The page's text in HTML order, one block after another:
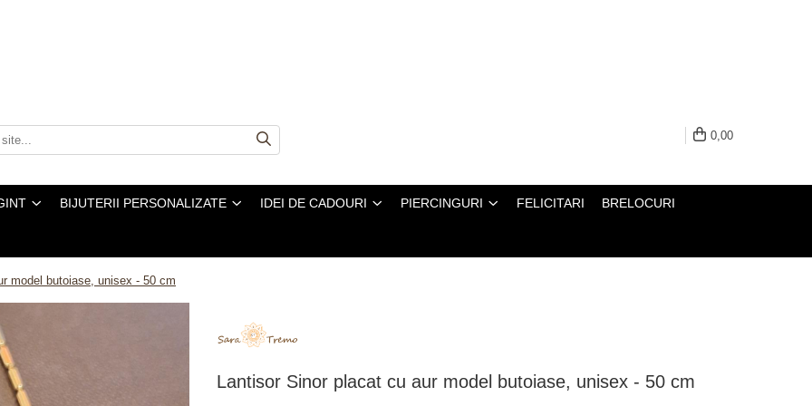
0,00
BIJUTERII PERSONALIZATE IDEI DE CADOURI PIERCINGURI FELICITARI BRELOCURI
model butoiase, unisex - 50 cm
Lantisor Sinor placat cu aur model butoiase, unisex - 50 cm